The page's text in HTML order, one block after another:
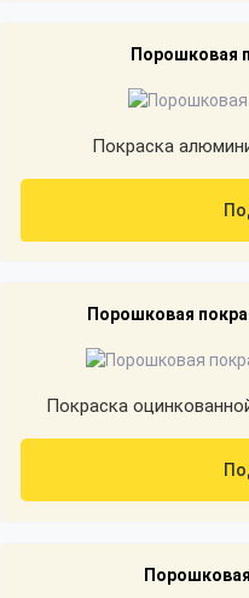
Порошковая
Покраска
Порошковая
Покраска